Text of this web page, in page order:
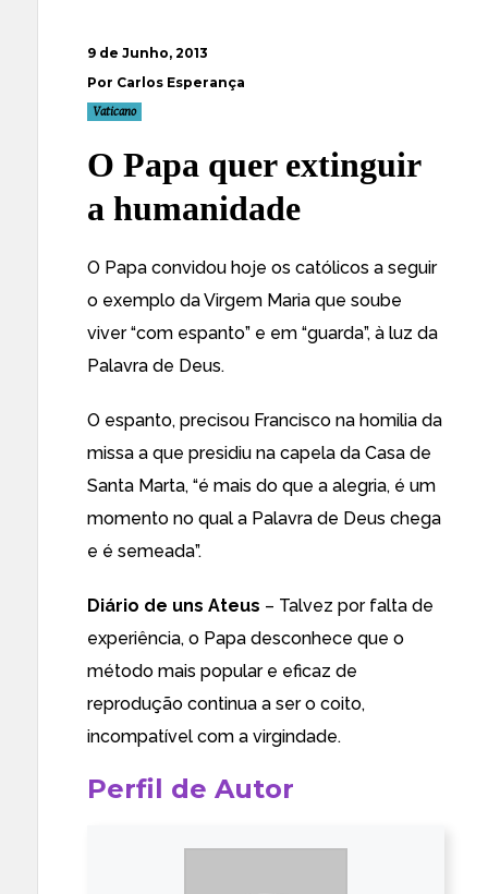
9 de Junho, 2013
Por Carlos Esperança
Vaticano
O Papa quer extinguir
a humanidade
O Papa convidou hoje os católicos a seguir
o exemplo da Virgem Maria que soube
viver “com espanto” e em “guarda”, à luz da
Palavra de Deus.
O espanto, precisou Francisco na homilia da
missa a que presidiu na capela da Casa de
Santa Marta, “é mais do que a alegria, é um
momento no qual a Palavra de Deus chega
e é semeada”.
Diário de uns Ateus – Talvez por falta de
experiência, o Papa desconhece que o
método mais popular e eficaz de
reprodução continua a ser o coito,
incompatível com a virgindade.
Perfil de Autor